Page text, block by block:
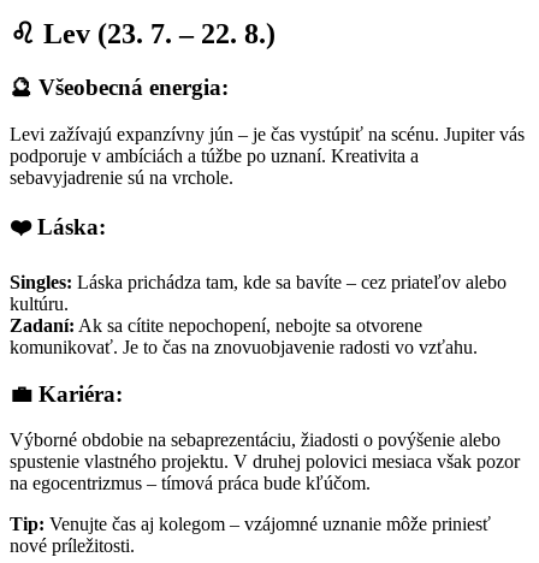
♌ Lev (23. 7. – 22. 8.)
🔮 Všeobecná energia:
Levi zažívajú expanzívny jún – je čas vystúpiť na scénu. Jupiter vás
podporuje v ambíciách a túžbe po uznaní. Kreativita a
sebavyjadrenie sú na vrchole.
❤️ Láska:
Singles: Láska prichádza tam, kde sa bavíte – cez priateľov alebo
kultúru.
Zadaní: Ak sa cítite nepochopení, nebojte sa otvorene
komunikovať. Je to čas na znovuobjavenie radosti vo vzťahu.
💼 Kariéra:
Výborné obdobie na sebaprezentáciu, žiadosti o povýšenie alebo
spustenie vlastného projektu. V druhej polovici mesiaca však pozor
na egocentrizmus – tímová práca bude kľúčom.
Tip: Venujte čas aj kolegom – vzájomné uznanie môže priniesť
nové príležitosti.